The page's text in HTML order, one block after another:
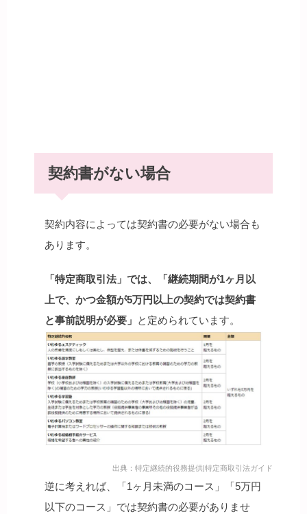
契約書がない場合
契約内容によっては契約書の必要がない場合も
あります。
「特定商取引法」では、「継続期間が1ヶ月以
上で、かつ金額が5万円以上の契約では契約書
と事前説明が必要」 と定められています。
出典： 特定継続的役務提供|特定商取引法ガイド
逆に考えれば、「1ヶ月未満のコース」「5万円
以下のコース」では契約書の必要がありませ